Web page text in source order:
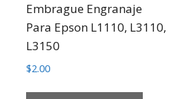
Embrague Engranaje
Para Epson L1110, L3110,
L3150
$2.00